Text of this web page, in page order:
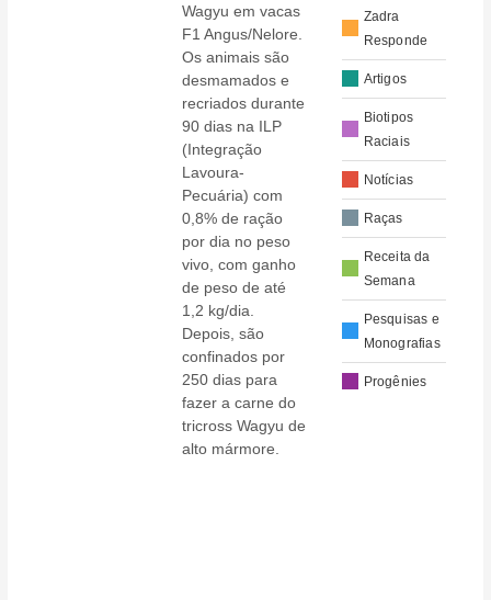
Wagyu em vacas
F1 Angus/Nelore.
Os animais são
desmamados e
recriados durante
90 dias na ILP
(Integração
Lavoura-
Pecuária) com
0,8% de ração
por dia no peso
vivo, com ganho
de peso de até
1,2 kg/dia.
Depois, são
confinados por
250 dias para
fazer a carne do
tricross Wagyu de
alto mármore.
Zadra
Responde
Artigos
Biotipos
Raciais
Notícias
Raças
Receita da
Semana
Pesquisas e
Monografias
Progênies